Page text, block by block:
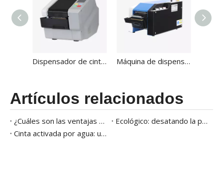
Dispensador de cinta de goma activada por agua automática FX-800P Máquina de dispensador de cinta gomada eléctrica y automática FX-800B
Artículos relacionados
¿Cuáles son las ventajas del sellador de cartón de cinta de papel kraft de agua hural?
Ecológico: desatando la potencia del sellador de cartón de cinta de papel kraft activada por agua
Cinta activada por agua: una guía completa